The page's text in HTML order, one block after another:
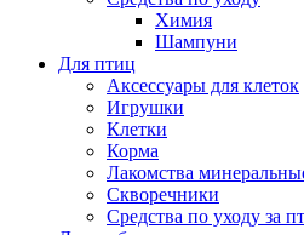
Химия
Шампуни
Для птиц
Аксессуары для клеток
Игрушки
Клетки
Корма
Лакомства
Скворечники
Средства по уходу за